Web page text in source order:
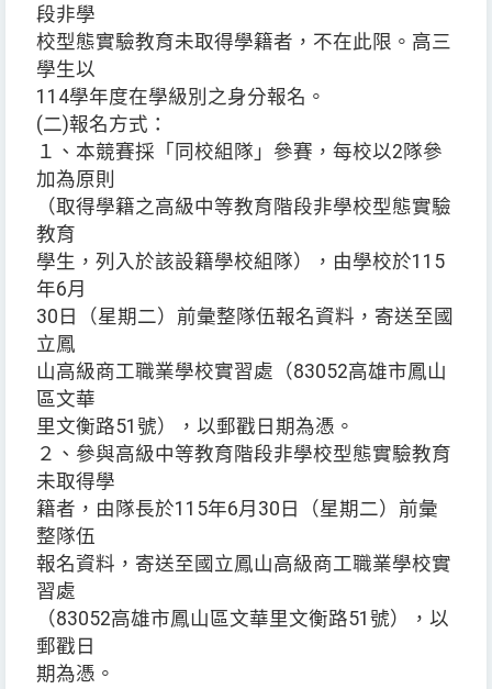
段非學
校型態實驗教育未取得學籍者，不在此限。高三
學生以
114學年度在學級別之身分報名。
(二)報名方式：
１、本競賽採「同校組隊」參賽，每校以2隊參
加為原則
（取得學籍之高級中等教育階段非學校型態實驗
教育
學生，列入於該設籍學校組隊），由學校於115
年6月
30日（星期二）前彙整隊伍報名資料，寄送至國
立鳳
山高級商工職業學校實習處（83052高雄市鳳山
區文華
里文衡路51號），以郵戳日期為憑。
２、參與高級中等教育階段非學校型態實驗教育
未取得學
籍者，由隊長於115年6月30日（星期二）前彙
整隊伍
報名資料，寄送至國立鳳山高級商工職業學校實
習處
（83052高雄市鳳山區文華里文衡路51號），以
郵戳日
期為憑。